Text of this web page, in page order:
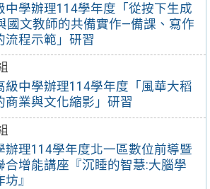
中學辦理114學年度「從按下生成
國文教師的共備實作—備課、寫作
流程示範」研習
級中學辦理114學年度「風華大稻
商業與文化縮影」研習
辦理114學年度北一區數位前導暨
合增能講座『沉睡的智慧:大腦學
』